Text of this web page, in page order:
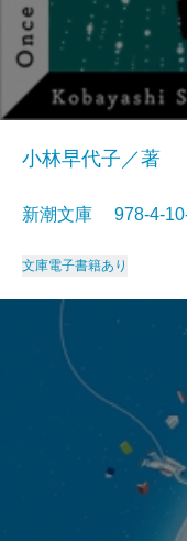
小林早代子／著
新潮文庫 978-4-
文庫電子書籍あり